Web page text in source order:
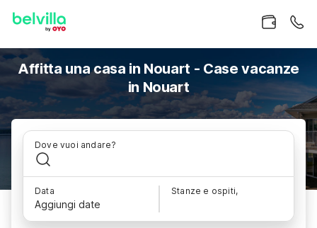
Affitta una casa in Nouart - Case vacanze
in Nouart
Dove vuoi andare?
Data
Aggiungi date
Stanze e ospiti,